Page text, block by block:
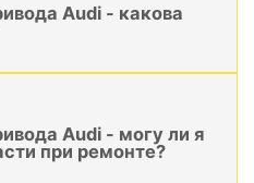
Audi - какова
Audi - могу ли я
при ремонте?